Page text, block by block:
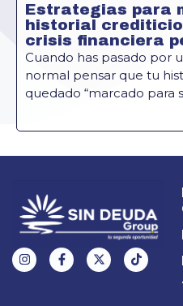
Estrategias para
historial crediticio
crisis financiera
Cuando has pasado por
normal pensar que tu
quedado “marcado para